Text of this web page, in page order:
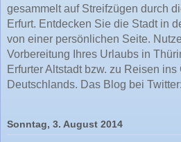
gesammelt auf Streifzügen durch
Erfurt. Entdecken Sie die Stadt in
von einer persönlichen Seite.
Vorbereitung Ihres Urlaubs in
Erfurter Altstadt bzw. zu Reisen ins
Deutschlands. Das Blog bei
Sonntag, 3. August 2014